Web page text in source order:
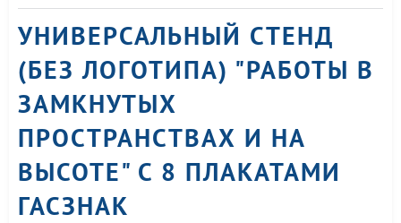
УНИВЕРСАЛЬНЫЙ СТЕНД
(БЕЗ ЛОГОТИПА) "РАБОТЫ В
ЗАМКНУТЫХ
ПРОСТРАНСТВАХ И НА
ВЫСОТЕ" С 8 ПЛАКАТАМИ
ГАСЗНАК